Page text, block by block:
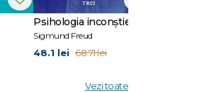
Sigmund Freud
48.1 lei 68.71 lei
Vezi toate